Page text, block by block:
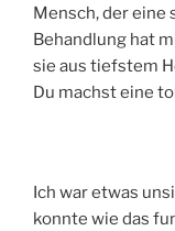
Mensch, der eine
Behandlung hat
sie aus tiefstem
Du machst eine
Ich war etwas
konnte wie das